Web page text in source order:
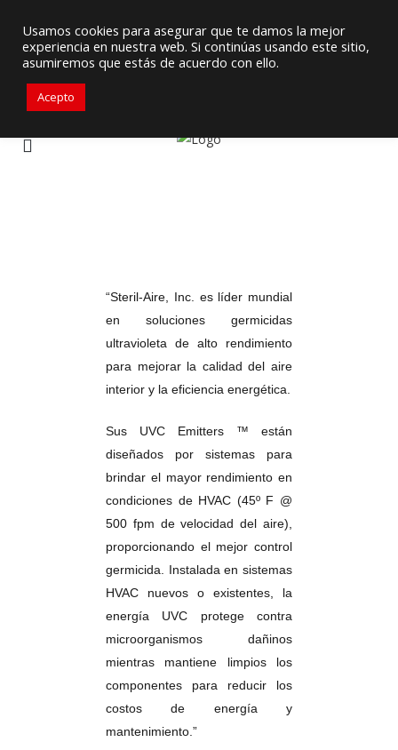
+57 3105917311 ventascolombia@primelines-hvac.com
“Steril-Aire, Inc. es líder mundial
en soluciones germicidas
ultravioleta de alto rendimiento
para mejorar la calidad del aire
interior y la eficiencia energética.
Sus UVC Emitters ™ están
diseñados por sistemas para
brindar el mayor rendimiento en
condiciones de HVAC (45º F @
500 fpm de velocidad del aire),
proporcionando el mejor control
germicida. Instalada en sistemas
HVAC nuevos o existentes, la
energía UVC protege contra
microorganismos dañinos
mientras mantiene limpios los
componentes para reducir los
costos de energía y
mantenimiento.”
Usamos cookies para asegurar que te damos la mejor
experiencia en nuestra web. Si continúas usando este sitio,
asumiremos que estás de acuerdo con ello.
Acepto